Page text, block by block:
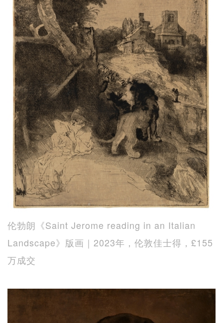
伦勃朗《Saint Jerome reading in an Italian
Landscape》版画｜2023年，伦敦佳士得，£155
万成交